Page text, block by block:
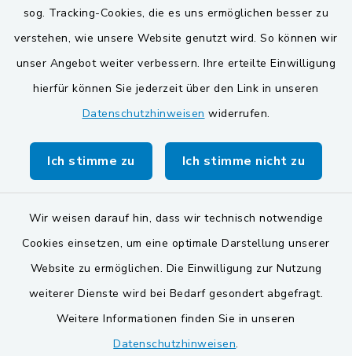
sog. Tracking-Cookies, die es uns ermöglichen besser zu
verstehen, wie unsere Website genutzt wird. So können wir
unser Angebot weiter verbessern. Ihre erteilte Einwilligung
hierfür können Sie jederzeit über den Link in unseren
Datenschutzhinweisen widerrufen.
Ich stimme zu Ich stimme nicht zu
Wir weisen darauf hin, dass wir technisch notwendige
Cookies einsetzen, um eine optimale Darstellung unserer
Website zu ermöglichen. Die Einwilligung zur Nutzung
weiterer Dienste wird bei Bedarf gesondert abgefragt.
Weitere Informationen finden Sie in unseren
Datenschutzhinweisen.
Gemeinden der
Verwaltungsgemeinschaft
Gemeinde Schwarzach bei Nabburg
Markt Schwarzenfeld
Gemeinde Stulln
Barrierefreiheit